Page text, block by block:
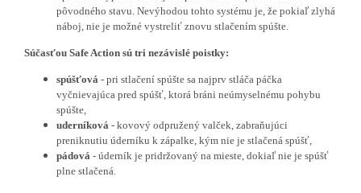
pôvodného stavu. Nevýhodou tohto systému je, že pokiaľ zlyhá
náboj, nie je možné vystreliť znovu stlačením spúšte.
Súčasťou Safe Action sú tri nezávislé poistky:
spúšťová - pri stlačení spúšte sa najprv stláča páčka
vyčnievajúca pred spúšť, ktorá bráni neúmyselnému pohybu
spúšte,
uderníková - kovový odpružený valček, zabraňujúci
preniknutiu úderníku k zápalke, kým nie je stlačená spúšť,
pádová - úderník je pridržovaný na mieste, dokiaľ nie je spúšť
plne stlačená.